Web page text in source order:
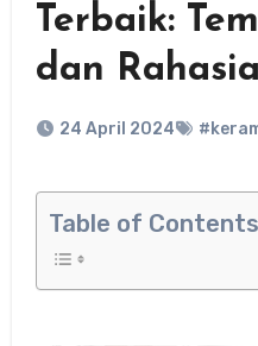
Terbaik:
dan
24 April 2024
Table of Contents